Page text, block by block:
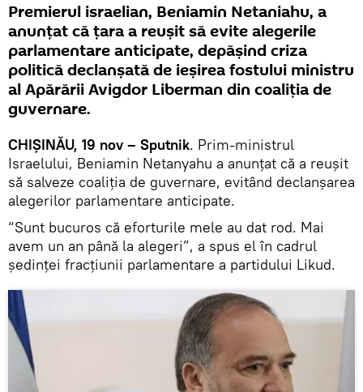
Premierul israelian, Beniamin Netaniahu, a
anunțat că țara a reușit să evite alegerile
parlamentare anticipate, depășind criza
politică declanșată de ieșirea fostului ministru
al Apărării Avigdor Liberman din coaliția de
guvernare.
CHIȘINĂU, 19 nov – Sputnik. Prim-ministrul
Israelului, Beniamin Netanyahu a anunțat că a reușit
să salveze coaliția de guvernare, evitând declanșarea
alegerilor parlamentare anticipate.
“Sunt bucuros că eforturile mele au dat rod. Mai
avem un an până la alegeri”, a spus el în cadrul
ședinței fracțiunii parlamentare a partidului Likud.